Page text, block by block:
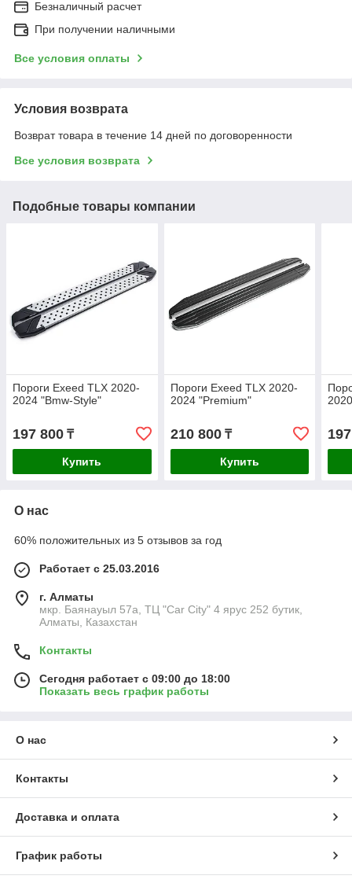
Безналичный расчет
При получении наличными
Все условия оплаты
Условия возврата
Возврат товара в течение 14 дней по договоренности
Все условия возврата
Подобные товары компании
Пороги Exeed TLX 2020-
2024 "Bmw-Style"
197 800 ₸
Купить
Пороги Exeed TLX 2020-
2024 "Premium"
210 800₸
Купить
О нас
60% положительных из 5 отзывов за год
Работает с 25.03.2016
г. Алматы
мкр. Баянауыл 57а, ТЦ "Car Сity" 4 ярус 252 бутик,
Алматы, Казахстан
Контакты
Сегодня работает с 09:00 до 18:00
Показать весь график работы
О нас
Контакты
Доставка и оплата
График работы